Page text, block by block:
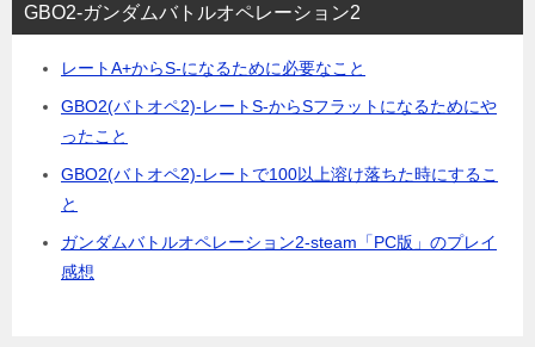
GBO2-ガンダムバトルオペレーション2
レートA+からS-になるために必要なこと
GBO2(バトオペ2)-レートS-からSフラットになるためにや
ったこと
GBO2(バトオペ2)-レートで100以上溶け落ちた時にするこ
と
ガンダムバトルオペレーション2-steam「PC版」のプレイ
感想